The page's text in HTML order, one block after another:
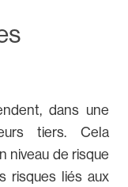
dans une
tiers. Cela
niveau de risque
risques liés aux